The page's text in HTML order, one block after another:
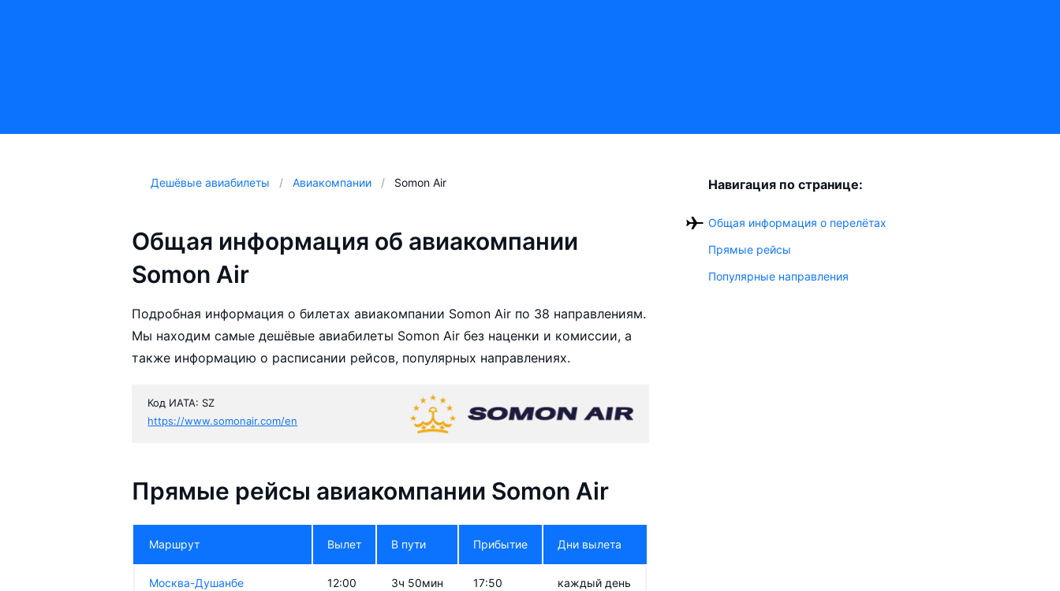
Дешёвые авиабилеты Авиакомпании Somon Air
Общая информация об авиакомпании
Somon Air
Подробная информация о билетах авиакомпании Somon Air по 38 направлениям.
Мы находим самые дешёвые авиабилеты Somon Air без наценки и комиссии, а
также информацию о расписании рейсов, популярных направлениях.
Код ИАТА: SZ
https://www.somonair.com/en
Прямые рейсы авиакомпании Somon Air
Маршрут Вылет В пути Прибытие Дни вылета
Москва-Душанбе 12:00 3ч 50мин 17:50 каждый день
Навигация по странице:
Общая информация о перелётах
Прямые рейсы
Популярные направления